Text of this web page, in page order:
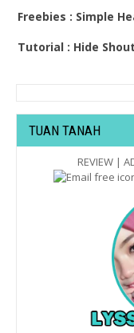
Freebies : Simple
Tutorial : Hide
TUAN TANAH
REVIEW |